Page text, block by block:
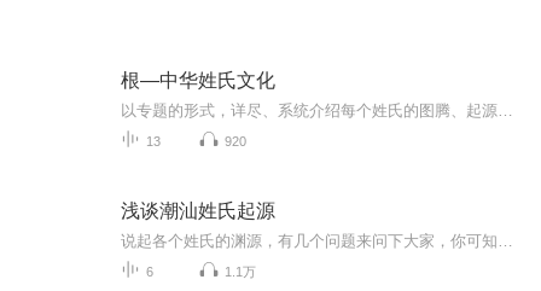
根—中华姓氏文化
13 920
浅谈潮汕姓氏起源
6 1.1万